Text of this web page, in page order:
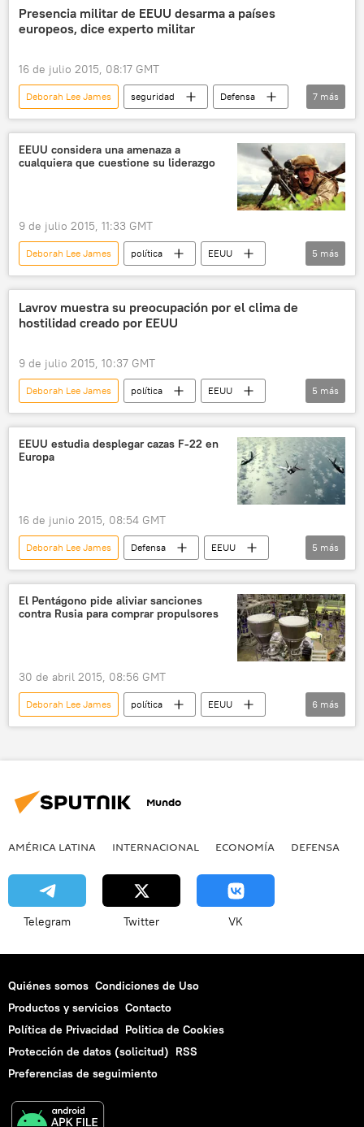
Fuerza Aérea de EEUU
F-22
Rusia
🌍 Europa
📰 Ampliación de la OTAN
Presencia militar de EEUU desarma a países
europeos, dice experto militar
16 de julio 2015, 08:17 GMT
Deborah Lee James seguridad
Defensa
EEUU
Francia
Alemania
OTAN
📰 Ampliación de la OTAN
noticias
7 más
EEUU considera una amenaza a
cualquiera que cuestione su liderazgo
9 de julio 2015, 11:33 GMT
Deborah Lee James política
EEUU
Irina Yarovaya
Konstantín Kosachov
Frants Klintsévich
noticias
5 más
Lavrov muestra su preocupación por el clima de
hostilidad creado por EEUU
9 de julio 2015, 10:37 GMT
Deborah Lee James política
EEUU
Serguéi Lavrov
OTAN
Fuerza Aérea de EEUU
Rusia
noticias
5 más
EEUU estudia desplegar cazas F-22 en
Europa
16 de junio 2015, 08:54 GMT
Deborah Lee James Defensa
EEUU
OTAN
F-22
Rusia
📰 Ampliación de la OTAN
5 más
El Pentágono pide aliviar sanciones
contra Rusia para comprar propulsores
30 de abril 2015, 08:56 GMT
Deborah Lee James política
EEUU
Atlas
RD-180
sanciones
6 más
Mundo
AMÉRICA LATINA INTERNACIONAL ECONOMÍA DEFENSA
Telegram Twitter VK
Quiénes somos Condiciones de Uso
Productos y servicios Contacto
Política de Privacidad Politica de Cookies
Protección de datos (solicitud) RSS
Preferencias de seguimiento